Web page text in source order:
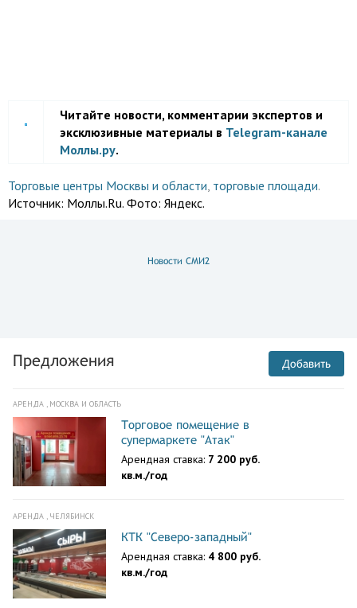
Читайте новости, комментарии экспертов и
эксклюзивные материалы в Telegram-канале
Моллы.ру.
Торговые центры Москвы и области торговые площади.
Источник: Моллы.Ru. Фото: Яндекс.
Новости СМИ2
Предложения Добавить
АРЕНДА , МОСКВА И ОБЛАСТЬ
Торговое помещение в
супермаркете "Атак"
Арендная ставка: 7 200 руб.
кв.м./год
АРЕНДА , ЧЕЛЯБИНСК
КТК "Северо-западный"
Арендная ставка: 4 800 руб.
кв.м./год